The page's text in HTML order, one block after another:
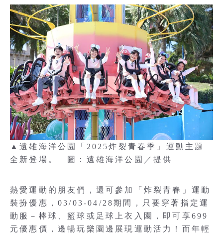
▲遠雄海洋公園「2025炸裂青春季」運動主題
全新登場。 圖：遠雄海洋公園／提供
熱愛運動的朋友們，還可參加「炸裂青春」運動
裝扮優惠，03/03-04/28期間，只要穿著指定運
動服－棒球、籃球或足球上衣入園，即可享699
元優惠價，邊暢玩樂園邊展現運動活力！而年輕